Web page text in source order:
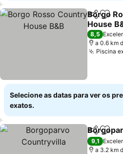
Partilhar
Borgo
House
Ver
8,5
a 0.6 km
Piscina
Selecione as datas para ver os
exatos.
Partilhar
9,1
a 3.2 km